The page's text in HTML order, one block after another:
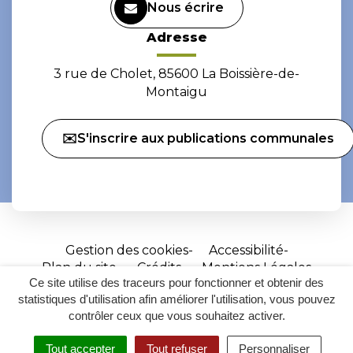
Ce site utilise des traceurs pour fonctionner et obtenir des
statistiques d'utilisation afin améliorer l'utilisation, vous pouvez
contrôler ceux que vous souhaitez activer.
Tout accepter Tout refuser Personnaliser
Nous écrire
Adresse
3 rue de Cholet, 85600 La Boissière-de-
Montaigu
✉️S'inscrire aux publications communales
Gestion des cookies
Accessibilité
Plan du site
Crédits
Mentions Légales
Site
réalisé
par